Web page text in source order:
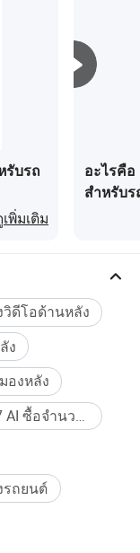
อบผลิตภัณฑ์ ด้วย
ารถประกอบได้
ามารถของ
แทกดีขึ้นอย่าง
ง 40000 ชุดและ
การประกอบชิ้น
งมีบริการ OEM
รผลิตและ
าและอุปกรณ์
บระบบสั่นสะเทือน
และทดสอบการ
บของ VEISE เป็น
เมตร :
น \ ห้องประชุม \
บเปิดที่ครบครัน
นที่สำนักงานโดย
อสารและแลก
รรยากาศในพื้นที่
วามบันเทิงเช่น
รสำหรับผู้ที่มีชีวิต
รับรถ
พิ่มเติม
อะไรคือ
สำหรับ
วิดีโอด้านหลัง
ง
องหลัง
\u0E01\u0E25\u0E49\u0E2D\u0E07 AI ซื้อจำนวนมาก
รถยนต์